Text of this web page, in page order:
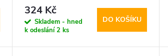
324 Kč
Skladem - hned
k odeslání2 ks
DO KOŠÍKU